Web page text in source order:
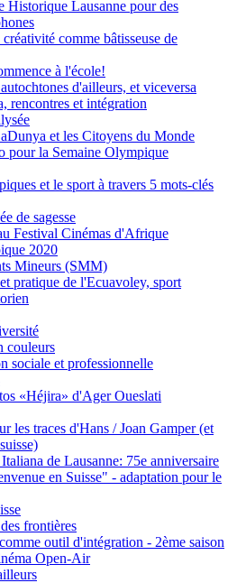
Historique Lausanne pour des
comme bâtisseuse de
à l'école!
d'ailleurs, et viceversa
rencontres et intégration
et les Citoyens du Monde
pour la Semaine Olympique
et le sport à travers 5 mots-clés
de sagesse
Festival Cinémas d'Afrique
2020
Mineurs (SMM)
pratique de l'Ecuavoley, sport
couleurs
sociale et professionnelle
«Héjira» d'Ager Oueslati
les traces d'Hans / Joan Gamper (et
de Lausanne: 75e anniversaire
en Suisse" - adaptation pour le
frontières
outil d'intégration - 2ème saison
Open-Air